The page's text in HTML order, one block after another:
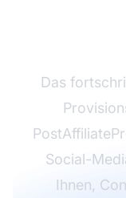
Das
Social-
Ihnen,